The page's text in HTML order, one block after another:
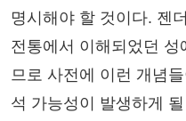
명시해야 할 것이다. 젠
전통에서 이해되었던 성
므로 사전에 이런 개념
석 가능성이 발생하게